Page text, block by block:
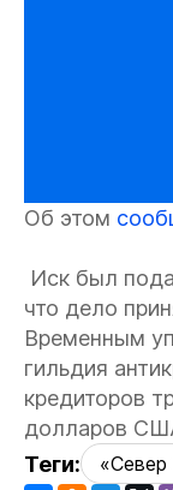
Об этом
Иск был
что дело
Временным
гильдия
кредиторов
долларов
Теги: